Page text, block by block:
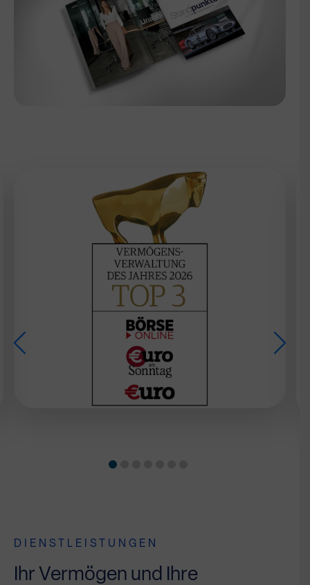
DIENSTLEISTUNGEN
Ihr Vermögen und Ihre